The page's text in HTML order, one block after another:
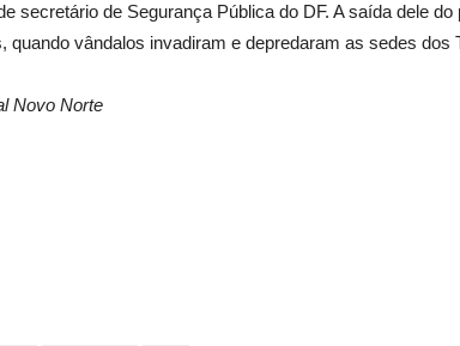
secretário de Segurança Pública do DF. A saída dele
quando vândalos invadiram e depredaram as sedes dos
Novo Norte